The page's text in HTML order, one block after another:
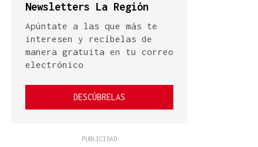
Newsletters La Región
Apúntate a las que más te
interesen y recíbelas de
manera gratuita en tu correo
electrónico
DESCÚBRELAS